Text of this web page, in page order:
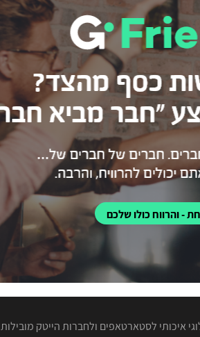
- והרווח כולו שלכם
איכותי לסטארטאפים ולחברות הייטק